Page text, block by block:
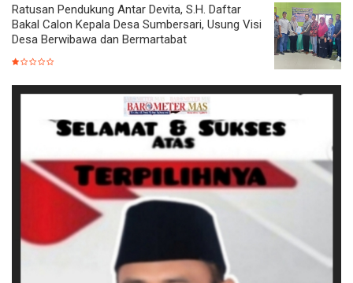
Ratusan Pendukung Antar Devita, S.H. Daftar
Bakal Calon Kepala Desa Sumbersari, Usung Visi
Desa Berwibawa dan Bermartabat